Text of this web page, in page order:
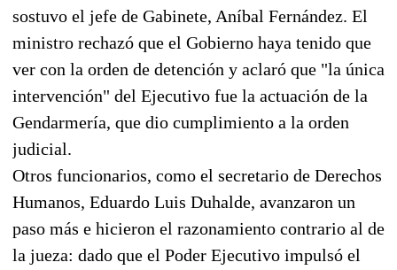
sostuvo el jefe de Gabinete, Aníbal Fernández. El
ministro rechazó que el Gobierno haya tenido que
ver con la orden de detención y aclaró que "la única
intervención" del Ejecutivo fue la actuación de la
Gendarmería, que dio cumplimiento a la orden
judicial.
Otros funcionarios, como el secretario de Derechos
Humanos, Eduardo Luis Duhalde, avanzaron un
paso más e hicieron el razonamiento contrario al de
la jueza: dado que el Poder Ejecutivo impulsó el